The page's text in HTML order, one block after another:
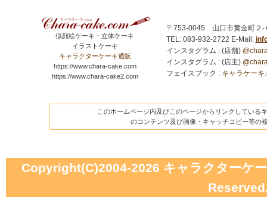
似顔絵ケーキ・立体ケーキ
イラストケーキ
キャラクターケーキ通販
https://www.chara-cake.com
https://www.chara-cake2.com
〒753-0045 山口市黄金町
TEL: 083-932-2722 E-Mail:
インスタグラム : (店舗)
インスタグラム : (店主)
フェイスブック : キャラケー
このホームページ内及びこのページからリンクしている
のコンテンツ及び画像・キャッチコピー等の
Copyright(C)2004-2026 キャラクターケ